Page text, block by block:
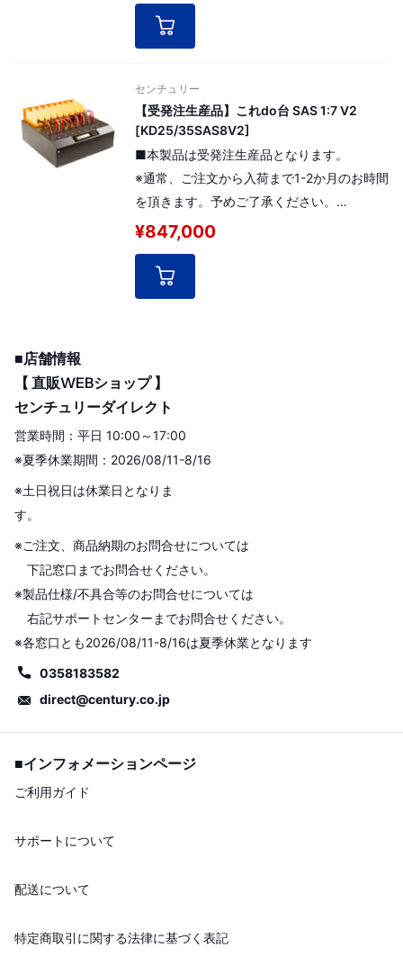
認を行わせて頂く事となります。
でのデータコピー、4枚同時イレース機能を
搭載しております。
センチュリー
【受発注生産品】これdo台 SAS 1:7 V2
[KD25/35SAS8V2]
■本製品は受発注生産品となります。
※通常、ご注文から入荷まで1-2か月のお時間
を頂きます。予めご了承ください。
※また、調達開始時の部品状況/輸送便（船
ご注文確認次第、改めて現時点での納期確
認を行わせて頂く事となります。
可能な「これdo台SAS」の業務仕様モデル
¥847,000
■店舗情報
【 直販WEBショップ 】
センチュリーダイレクト
営業時間：平日 10:00～17:00
※夏季休業期間：2026/08/11-8/16
※土日祝日は休業日となりま
す。
※ご注文、商品納期のお問合せについては
下記窓口までお問合せください。
※製品仕様/不具合等のお問合せについては
右記サポートセンターまでお問合せください。
※各窓口とも2026/08/11-8/16は夏季休業となります
0358183582
direct@century.co.jp
■インフォメーションページ
ご利用ガイド
サポートについて
配送について
特定商取引に関する法律に基づく表記